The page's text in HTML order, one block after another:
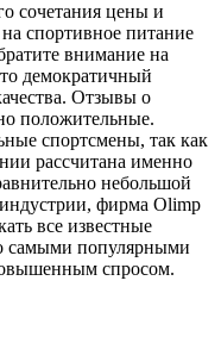
сочетания цены и
спортивное питание
внимание на
демократичный
Отзывы о
положительные.
спортсмены, так как
рассчитана именно
небольшой
фирма Olimp
все известные
самыми популярными
спросом.